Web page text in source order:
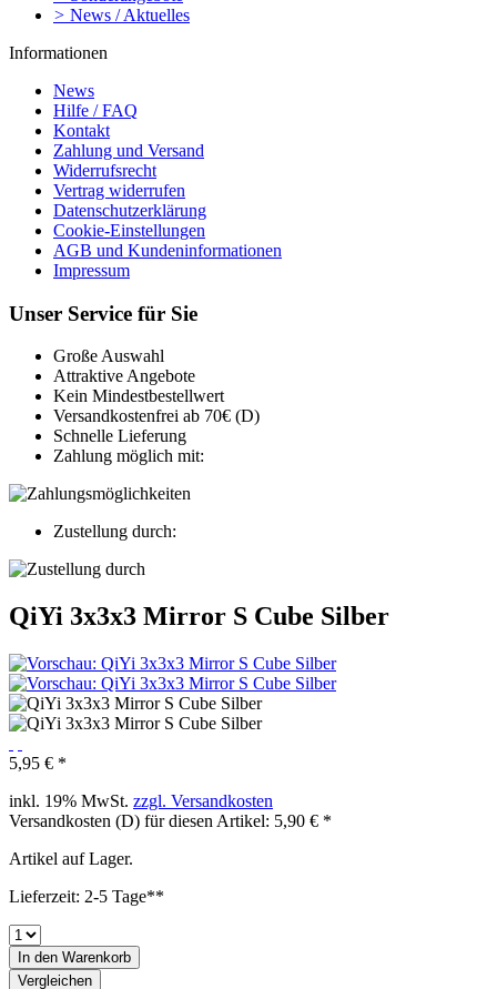
> News / Aktuelles
Informationen
News
Hilfe / FAQ
Kontakt
Zahlung und Versand
Widerrufsrecht
Vertrag widerrufen
Datenschutzerklärung
Cookie-Einstellungen
AGB und Kundeninformationen
Impressum
Unser Service für Sie
Große Auswahl
Attraktive Angebote
Kein Mindestbestellwert
Versandkostenfrei ab 70€ (D)
Schnelle Lieferung
Zahlung möglich mit:
Zustellung durch:
QiYi 3x3x3 Mirror S Cube Silber
5,95 € *
inkl. 19% MwSt. zzgl. Versandkosten
Versandkosten (D) für diesen Artikel: 5,90 € *
Artikel auf Lager.
Lieferzeit: 2-5 Tage**
In den Warenkorb
Vergleichen